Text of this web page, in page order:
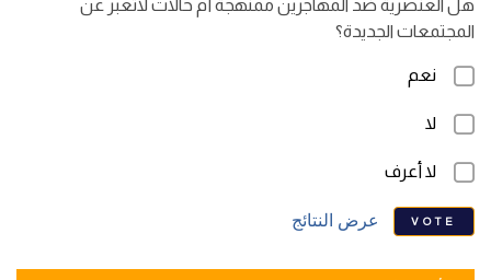
هل العنصرية ضد المهاجرين ممنهجة أم حالات لاتعبر عن
المجتمعات الجديدة؟
نعم
لا
لا أعرف
VOTE عرض النتائج